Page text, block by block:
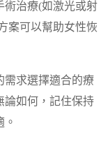
術治療(如激光或射
案可以幫助女性恢
需求選擇適合的療
論如何，記住保持